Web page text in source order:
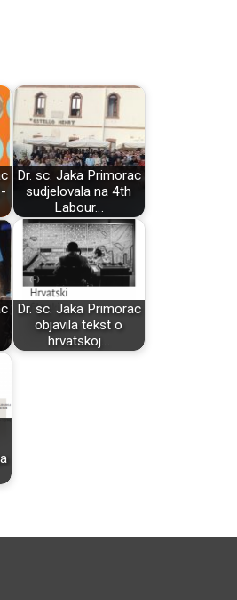
Dr. sc. Jaka Primorac
sudjelovala na 4th
Labour…
Dr. sc. Jaka Primorac
objavila tekst o
hrvatskoj…